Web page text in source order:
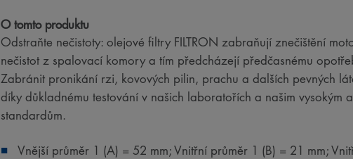
O tomto produktu
Odstraňte nečistoty: olejové filtry FILTRON zabraňují znečištění
nečistot z spalovací komory a tím předcházejí předčasnému
Zabránit pronikání rzi, kovových pilin, prachu a dalších pevných
díky důkladnému testování v našich laboratořích a našim vysokým
standardům.
Vnější průměr 1 (A) = 52 mm; Vnitřní průměr 1 (B) = 21 mm;